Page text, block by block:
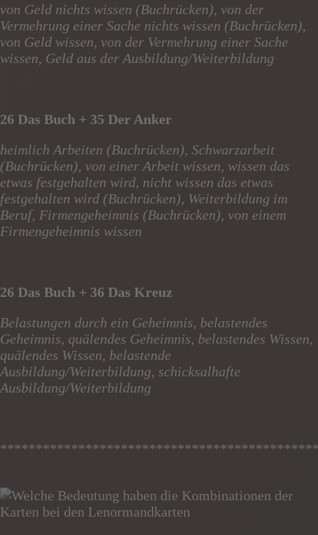
von Geld nichts wissen (Buchrücken), von der
Vermehrung einer Sache nichts wissen (Buchrücken),
von Geld wissen, von der Vermehrung einer Sache
wissen, Geld aus der Ausbildung/Weiterbildung
26 Das Buch + 35 Der Anker
heimlich Arbeiten (Buchrücken), Schwarzarbeit
(Buchrücken), von einer Arbeit wissen, wissen das
etwas festgehalten wird, nicht wissen das etwas
festgehalten wird (Buchrücken), Weiterbildung im
Beruf, Firmengeheimnis (Buchrücken), von einem
Firmengeheimnis wissen
26 Das Buch + 36 Das Kreuz
Belastungen durch ein Geheimnis, belastendes
Geheimnis, quälendes Geheimnis, belastendes Wissen,
quälendes Wissen, belastende
Ausbildung/Weiterbildung, schicksalhafte
Ausbildung/Weiterbildung